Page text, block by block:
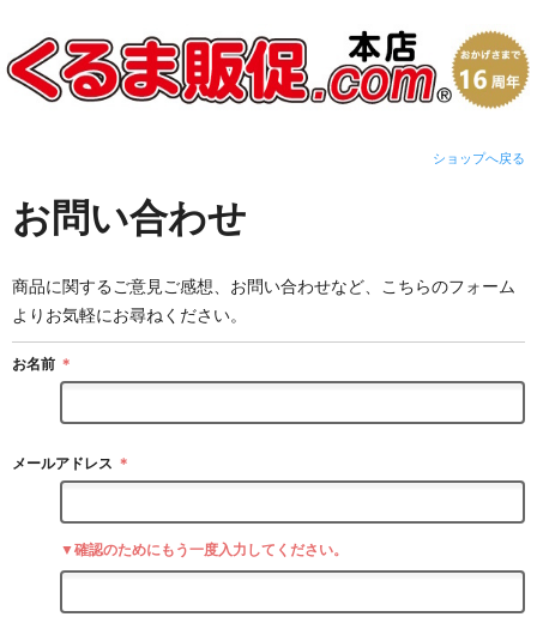
ショップへ戻る
お問い合わせ
商品に関するご意見ご感想、お問い合わせなど、こちらのフォーム
よりお気軽にお尋ねください。
お名前 ＊
メールアドレス ＊
▼確認のためにもう一度入力してください。